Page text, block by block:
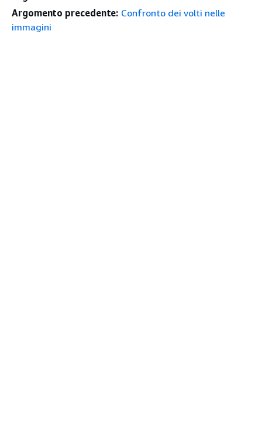
Argomento precedente: Confronto dei volti nelle
immagini